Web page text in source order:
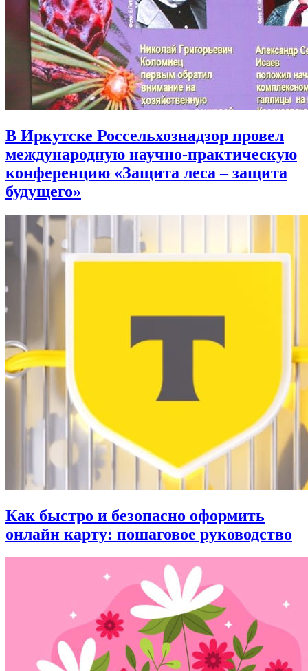
В Иркутске Россельхознадзор провел
международную научно-практическую
конференцию «Защита леса – защита
будущего»
Как быстро и безопасно оформить
онлайн карту: пошаговое руководство